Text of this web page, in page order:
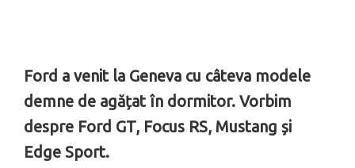
Ford a venit la Geneva cu câteva modele
demne de agățat în dormitor. Vorbim
despre Ford GT, Focus RS, Mustang și
Edge Sport.